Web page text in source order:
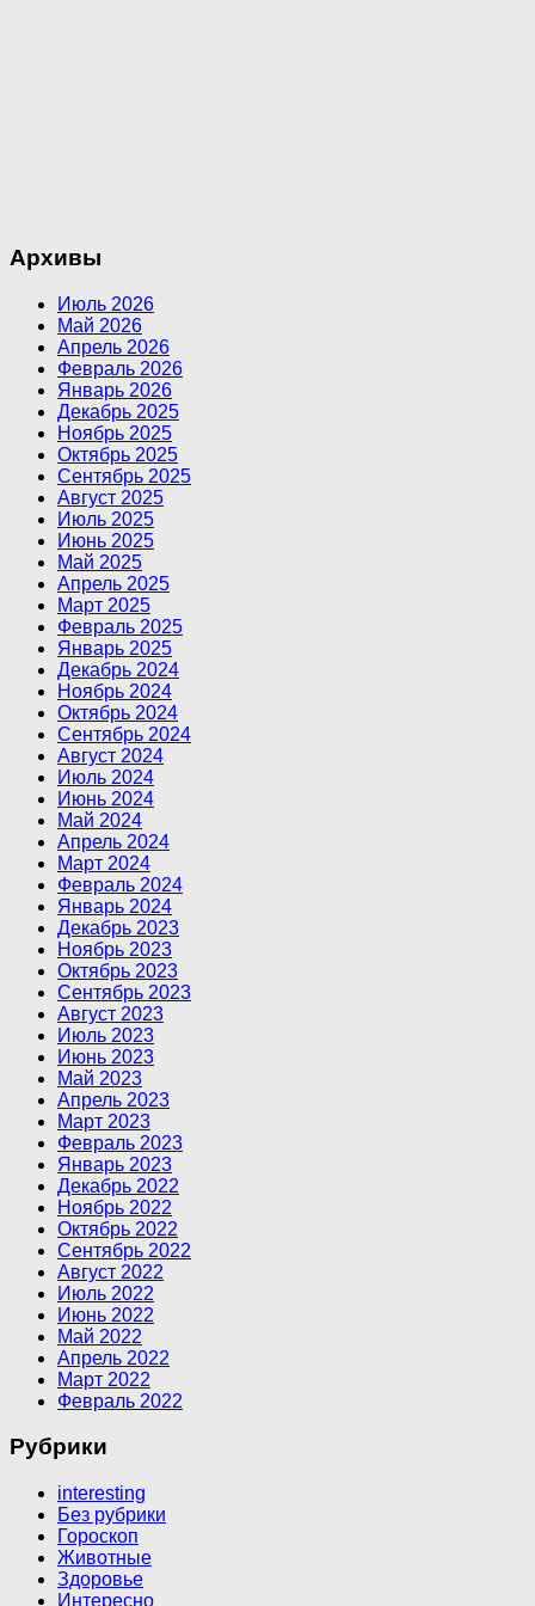
Архивы
Июль 2026
Май 2026
Апрель 2026
Февраль 2026
Январь 2026
Декабрь 2025
Ноябрь 2025
Октябрь 2025
Сентябрь 2025
Август 2025
Июль 2025
Июнь 2025
Май 2025
Апрель 2025
Март 2025
Февраль 2025
Январь 2025
Декабрь 2024
Ноябрь 2024
Октябрь 2024
Сентябрь 2024
Август 2024
Июль 2024
Июнь 2024
Май 2024
Апрель 2024
Март 2024
Февраль 2024
Январь 2024
Декабрь 2023
Ноябрь 2023
Октябрь 2023
Сентябрь 2023
Август 2023
Июль 2023
Июнь 2023
Май 2023
Апрель 2023
Март 2023
Февраль 2023
Январь 2023
Декабрь 2022
Ноябрь 2022
Октябрь 2022
Сентябрь 2022
Август 2022
Июль 2022
Июнь 2022
Май 2022
Апрель 2022
Март 2022
Февраль 2022
Рубрики
interesting
Без рубрики
Гороскоп
Животные
Здоровье
Интересно